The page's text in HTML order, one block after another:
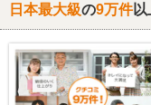
日本最大級の9万件以